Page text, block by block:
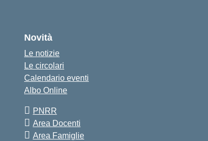
Novità
Le notizie
Le circolari
Calendario eventi
Albo Online
PNRR
Area Docenti
Area Famiglie